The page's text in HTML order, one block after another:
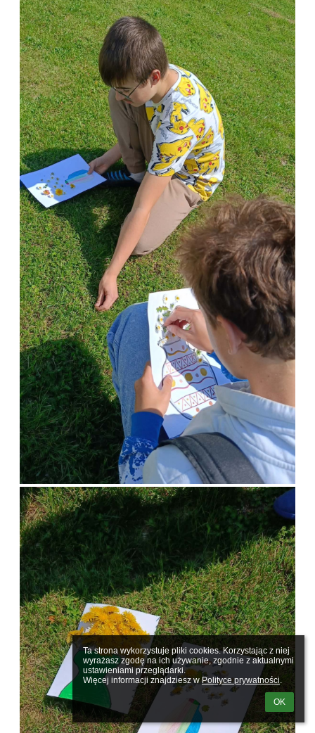
Ta strona wykorzystuje pliki cookies. Korzystając z niej
wyrażasz zgodę na ich używanie, zgodnie z aktualnymi
ustawieniami przeglądarki.
Więcej informacji znajdziesz w Polityce prywatności.
OK